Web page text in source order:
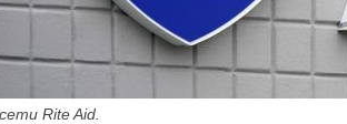
Rite Aid.